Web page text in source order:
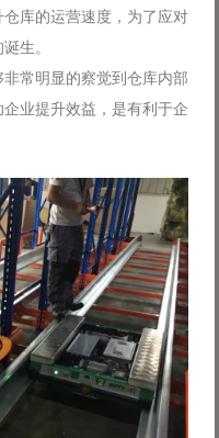
库的运营速度，为了应对
生。
常明显的察觉到仓库内部
业提升效益，是有利于企